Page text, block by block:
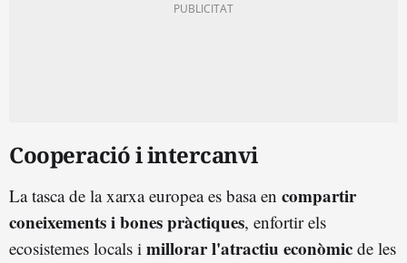
Cooperació i intercanvi
La tasca de la xarxa europea es basa en compartir
coneixements i bones pràctiques, enfortir els
ecosistemes locals i millorar l'atractiu econòmic de les